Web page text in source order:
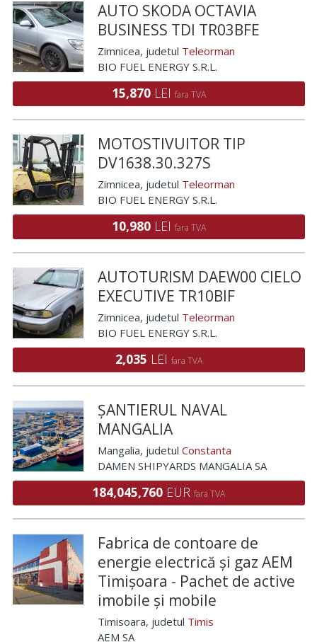
AUTO SKODA OCTAVIA
BUSINESS TDI TR03BFE
Zimnicea, judetul Teleorman
BIO FUEL ENERGY S.R.L.
15,870 LEI fara TVA
MOTOSTIVUITOR TIP
DV1638.30.327S
Zimnicea, judetul Teleorman
BIO FUEL ENERGY S.R.L.
10,980 LEI fara TVA
AUTOTURISM DAEW00 CIELO
EXECUTIVE TR10BIF
Zimnicea, judetul Teleorman
BIO FUEL ENERGY S.R.L.
2,035 LEI fara TVA
ȘANTIERUL NAVAL
MANGALIA
Mangalia, judetul Constanta
DAMEN SHIPYARDS MANGALIA SA
184,045,760 EUR fara TVA
Fabrica de contoare de
energie electrică și gaz AEM
Timișoara - Pachet de active
imobile și mobile
Timisoara, judetul Timis
AEM SA